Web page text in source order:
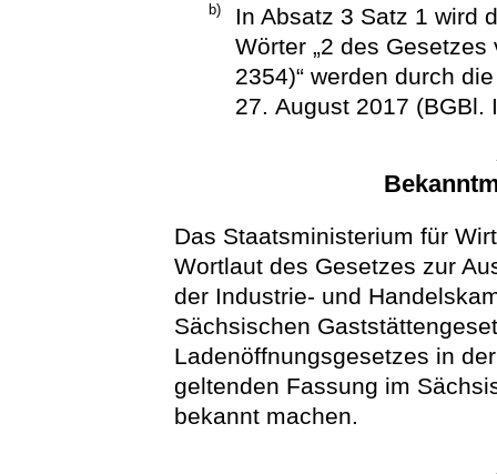
b)
In Absatz 3 Satz 1 wird
Wörter „2 des
2354)“ werden durch
27. August 2017 (BGBl.
Das Staatsministerium für
Wortlaut des Gesetzes zur
der Industrie- und
Sächsischen
Ladenöffnungsgesetzes in
geltenden Fassung im
bekannt machen.